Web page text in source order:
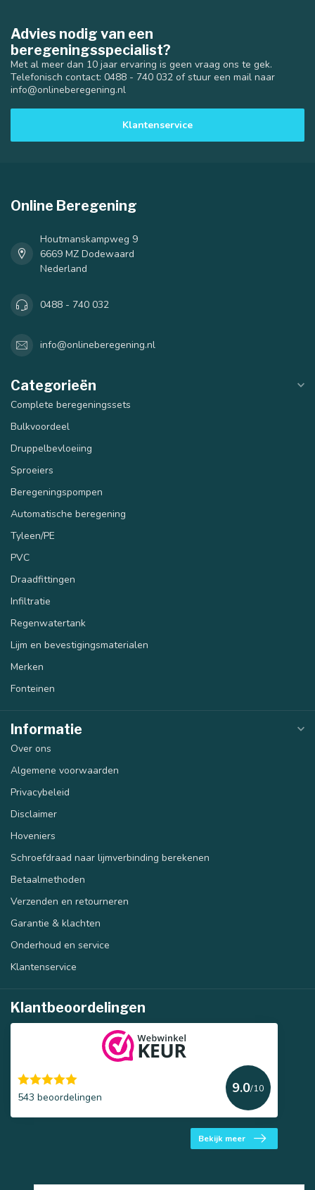
Advies nodig van een
beregeningsspecialist?
Met al meer dan 10 jaar ervaring is geen vraag ons te gek.
Telefonisch contact: 0488 - 740 032 of stuur een mail naar
info@onlineberegening.nl
Klantenservice
Online Beregening
Houtmanskampweg 9
6669 MZ Dodewaard
Nederland
0488 - 740 032
info@onlineberegening.nl
Categorieën
Complete beregeningssets
Bulkvoordeel
Druppelbevloeiing
Sproeiers
Beregeningspompen
Automatische beregening
Tyleen/PE
PVC
Draadfittingen
Infiltratie
Regenwatertank
Lijm en bevestigingsmaterialen
Merken
Fonteinen
Informatie
Over ons
Algemene voorwaarden
Privacybeleid
Disclaimer
Hoveniers
Schroefdraad naar lijmverbinding berekenen
Betaalmethoden
Verzenden en retourneren
Garantie & klachten
Onderhoud en service
Klantenservice
Klantbeoordelingen
543 beoordelingen
9.0/10
Bekijk meer